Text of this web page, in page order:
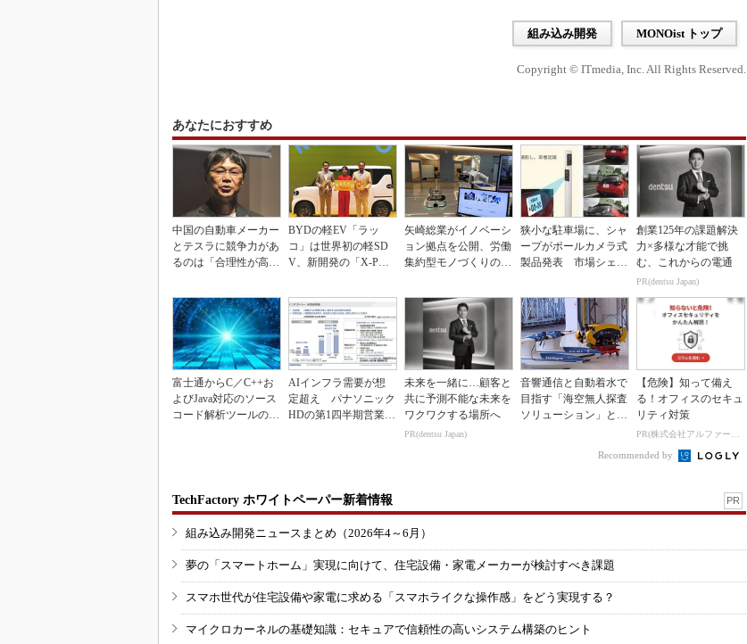
組み込み開発 MONOist トップ
Copyright © ITmedia, Inc. All Rights Reserved.
あなたにおすすめ
中国の自動車メーカー
とテスラに競争力があ
るのは「合理性が高
BYDの軽EV「ラッ
コ」は世界初の軽SD
V、新開発の「X-PAC
矢崎総業がイノベーシ
ョン拠点を公開、労働
集約型モノづくりのス
狭小な駐車場に、シャ
ープがポールカメラ式
製品発表 市場シェア
創業125年の課題解決
力×多様な才能で挑
む、これからの電通
PR(dentsu Japan)
富士通からC／C++お
よびJava対応のソース
コード解析ツールの資
AIインフラ需要が想
定超え パナソニック
HDの第1四半期営業利
未来を一緒に…顧客と
共に予測不能な未来を
ワクワクする場所へ
PR(dentsu Japan)
音響通信と自動着水で
目指す「海空無人探査
ソリューション」とは
【危険】知って備え
る！オフィスのセキュ
リティ対策
PR(株式会社アルファーテクノ)
Recommended by
TechFactory ホワイトペーパー新着情報 PR
組み込み開発ニュースまとめ（2026年4～6月）
夢の「スマートホーム」実現に向けて、住宅設備・家電メーカーが検討すべき課題
スマホ世代が住宅設備や家電に求める「スマホライクな操作感」をどう実現する？
マイクロカーネルの基礎知識：セキュアで信頼性の高いシステム構築のヒント